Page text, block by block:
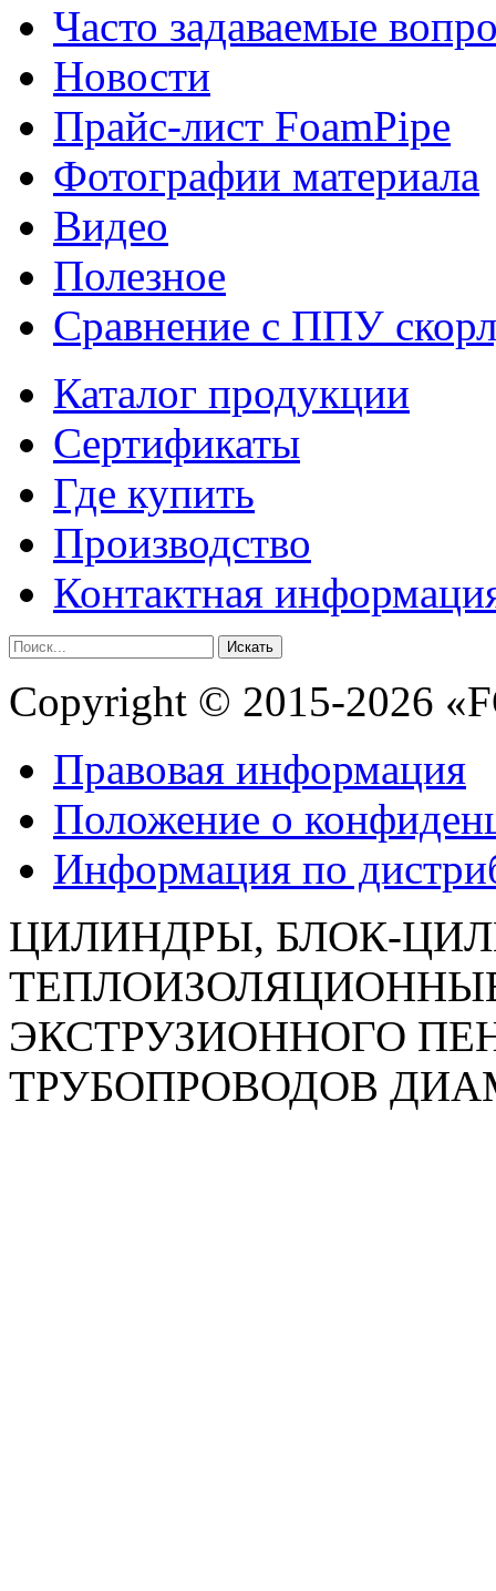
Часто задаваемые
Новости
Прайс-лист FoamPipe
Фотографии материала
Видео
Полезное
Сравнение с ППУ
Каталог продукции
Сертификаты
Где купить
Производство
Контактная
Искать
Copyright © 2015-2026
Правовая информация
Положение о
Информация по
ЦИЛИНДРЫ, БЛОК-
ТЕПЛОИЗОЛЯЦИОННЫЕ
ЭКСТРУЗИОННОГО
ТРУБОПРОВОДОВ